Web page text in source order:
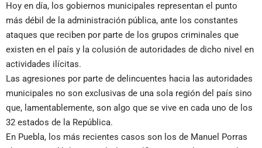
Hoy en día, los gobiernos municipales representan el punto
más débil de la administración pública, ante los constantes
ataques que reciben por parte de los grupos criminales que
existen en el país y la colusión de autoridades de dicho nivel en
actividades ilícitas.
Las agresiones por parte de delincuentes hacia las autoridades
municipales no son exclusivas de una sola región del país sino
que, lamentablemente, son algo que se vive en cada uno de los
32 estados de la República.
En Puebla, los más recientes casos son los de Manuel Porras